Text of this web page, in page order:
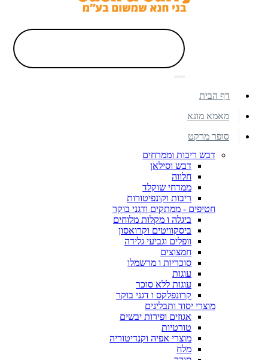
דף הבית
מאמא מונא
סופר מרקט
דבש ריבות וממרחים
דבש וסילאן
חלווה
ממרחי שוקלד
ריבות וקונפיטורות
חטיפים - ממתקים ודגני בוקר
ביגלה ו מקלות מלוחים
ביסקוויטים וקרואסון
וופלים וגביעי גלידה
חמצוצים
סוכריות ו מרשמלו
עוגות
עוגות ללא סוכר
קרונפלקס ו דגני בוקר
מוצרי יסוד ותבלינים
אגוזים ופירות יבשים
טורטיות
מוצרי אפיה וקנדיטוריה
מלח